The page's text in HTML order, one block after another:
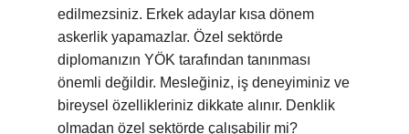
edilmezsiniz. Erkek adaylar kısa dönem
askerlik yapamazlar. Özel sektörde
diplomanızın YÖK tarafından tanınması
önemli değildir. Mesleğiniz, iş deneyiminiz ve
bireysel özellikleriniz dikkate alınır. Denklik
olmadan özel sektörde çalışabilir mi?